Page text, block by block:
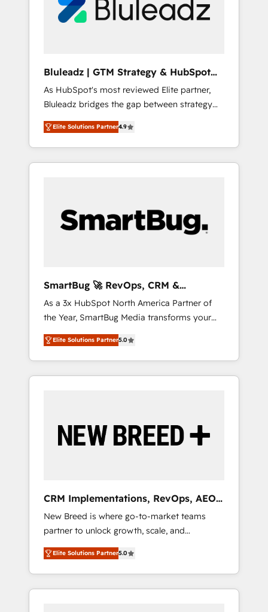
部・グループ会社・部門が分立する組織で、デ
ータと業務プロセスのサイロ化を、CRMを軸と
ら、GTMの見える化・自動化まで。全Hub統合
運用、データ品質設計、グループ横断のCRM統
合に対応します。 2️⃣ AIエージェント組織構築
営業・マーケティング業務の一部をAIが自律実
行する組織への移行を設計・実装。Breeze・
Claude等をHubSpotと連携させ、役割定義・運
用ルール・成果指標まで含めて設計します。 3️⃣
PMOとして主導。「設定の代行ではなく、設計
の責任」を引き受け、部門横断の統合・浸透・
Hubで一体提供。 ▸ 既存CRM・MAからの移行
支援：Salesforce・Marketo・Pardot等からの
移行、カスタム設計、履歴データ移行と活用設
計まで。 ▸ AEO対応：ChatGPT・Perplexity等
のAI検索からの流入・引用を前提にコンテンツ
HubSpotアワード受賞・HUGリーダー ✓
AI活用に関するご相談、現状整理の壁打ちな
ど、構想段階からお気軽にお問い合わせくださ
Bluleadz | GTM Strategy & HubSpot
Implementation
As HubSpot's most reviewed Elite partner,
Bluleadz bridges the gap between strategy
and execution. We don't just "set up tools" —
we install the GTM Operating System (GTM
OS) to align your leadership and engineer a
portal that drives predictable revenue
and Story to stop "accelerating a mess." ⚙️
Elite Engineering & AI Scalable Architecture:
agents, and high-integrity migrations for total
reporting clarity. Security & Compliance: SOC
2 Type I and HIPAA attested for enterprise-
grade data security. 🏆 Why Bluleadz? GTM
OS Partner | 16+ Years Experience | 1,000+
Five-Star Reviews
Elite Solutions Partner4.9
SmartBug 🚀 RevOps, CRM &
Integration Experts
As a 3x HubSpot North America Partner of
the Year, SmartBug Media transforms your
customer lifecycle into a revenue engine. Our
unified ecosystem includes specialized
divisions Globalia (AI & Software) and Point
Success Media (Paid Media), making this the
by Globalia’s technical development team. -
19 HubSpot-certified trainers to drive
deployment of Breeze AI and custom agents
to automate growth. 🏆 Elite Excellence - 8
platform accreditations and deep HIPAA-
compliance expertise. - A team of 250+
experts dedicated to your resilient growth.
Elite Solutions Partner5.0
CRM Implementations, RevOps, AEO
+ Web, Demand Gen
New Breed is where go-to-market teams
partner to unlock growth, scale, and
transformation. We help companies activate
HubSpot’s AI-powered customer platform
and operationalize HubSpot’s Loop
Marketing framework through expert-led
Elite Solutions Partner5.0